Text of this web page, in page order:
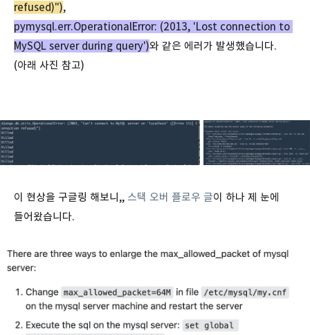
refused)"),
pymysql.err.OperationalError: (2013, 'Lost connection to
MySQL server during query')와 같은 에러가 발생했습니다.
(아래 사진 참고)
이 현상을 구글링 해보니,, 스택 오버 플로우 글이 하나 제 눈에
들어왔습니다.